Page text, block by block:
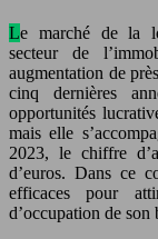
Le marché de la location saisonnière, particulièrement dans le
secteur de
augmentation de
cinq dernières
opportunités
mais elle
2023, le chiffre
d’euros. Dans ce
efficaces pour
d’occupation de